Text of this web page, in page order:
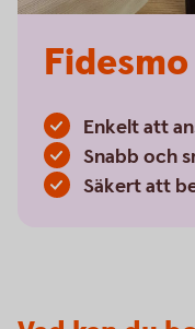
Fidesmo
Enkelt att
Snabb och
Säkert att